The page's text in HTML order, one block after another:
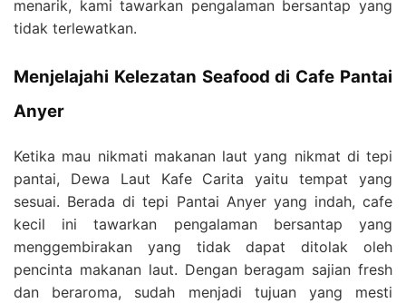
menarik, kami tawarkan pengalaman bersantap yang
tidak terlewatkan.
Menjelajahi Kelezatan Seafood di Cafe Pantai
Anyer
Ketika mau nikmati makanan laut yang nikmat di tepi
pantai, Dewa Laut Kafe Carita yaitu tempat yang
sesuai. Berada di tepi Pantai Anyer yang indah, cafe
kecil ini tawarkan pengalaman bersantap yang
menggembirakan yang tidak dapat ditolak oleh
pencinta makanan laut. Dengan beragam sajian fresh
dan beraroma, sudah menjadi tujuan yang mesti